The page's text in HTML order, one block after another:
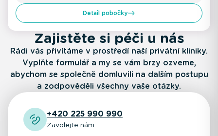
Detail pobočky
Zajistěte si péči u nás
Rádi vás přivítáme v prostředí naší privátní kliniky.
Vyplňte formulář a my se vám brzy ozveme,
abychom se společně domluvili na dalším postupu
a zodpověděli všechny vaše otázky.
+420 225 990 990
Zavolejte nám